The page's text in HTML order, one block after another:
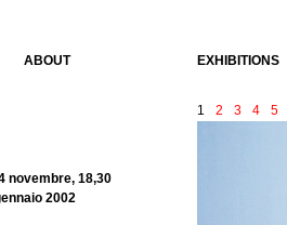
ABOUT EXHIBITIONS
1 2 3 4 5
novembre, 18,30
2002